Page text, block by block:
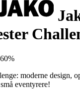
moderne design,
eventyrere!